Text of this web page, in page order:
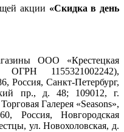
акции «Скидка в день
ООО «Крестецкая
1155321002242),
Россия, Санкт-Петербург,
пр., д. 48; 109012, г.
Галерея «Seasons»,
Россия, Новгородская
ул. Новохоловская, д.